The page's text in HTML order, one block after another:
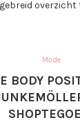
Mode
BODY